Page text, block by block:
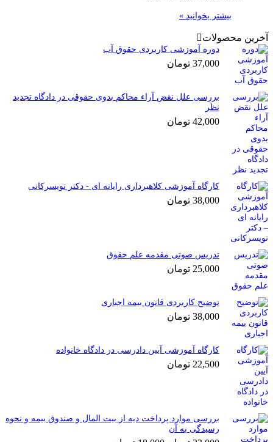
بیشتر بخوانید »
آخرین محصولات
دوره آموزشی کاربردی حقوق آب
37,000 تومان
بررسی علل نقض آراء محاکم بدوی حقوقی در دادگاه تجدید
نظر
42,000 تومان
کارگاه آموزشی کلاهبرداری رایانه ای - دکتر تویسرکانی
38,000 تومان
تدریس صوتی مقدمه علم حقوق
25,000 تومان
توضیح کاربردی قانون بیمه اجباری
38,000 تومان
کارگاه آموزشی آیین دادرسی در دادگاه خانواده
22,500 تومان
بررسی موارد پرداخت دیه از بیت المال و صندوق بیمه و نحوه
رسیدگی به آن